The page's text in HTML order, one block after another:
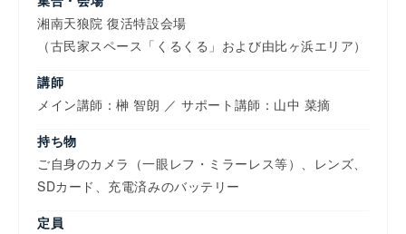
湘南天狼院 復活特設会場
（古民家スペース「くるくる」および由比ヶ浜エリア）
講師
メイン講師：榊 智朗 ／ サポート講師：山中 菜摘
持ち物
ご自身のカメラ（一眼レフ・ミラーレス等）、レンズ、
SDカード、充電済みのバッテリー
定員